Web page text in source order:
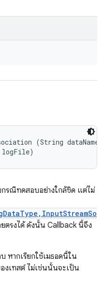
(String
logFile)
รณีทดสอบอย่างใกล้ชิด แต่ไม่
ยตรงได้ ดังนั้น Callback นี้จึง
หากเรียกใช้เมธอดนี้ใน
งเทสต์ ไม่เช่นนั้นจะเป็น